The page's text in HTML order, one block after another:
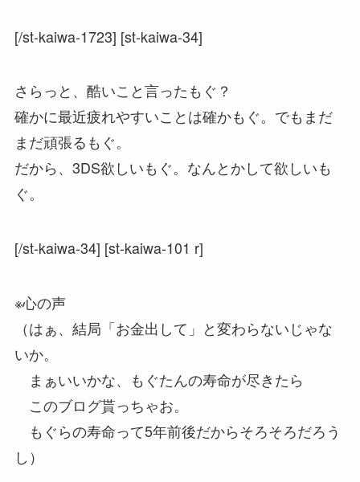
[/st-kaiwa-1723] [st-kaiwa-34]
さらっと、酷いこと言ったもぐ？
確かに最近疲れやすいことは確かもぐ。でもまだ
まだ頑張るもぐ。
だから、3DS欲しいもぐ。なんとかして欲しいも
ぐ。
[/st-kaiwa-34] [st-kaiwa-101 r]
※心の声
（はぁ、結局「お金出して」と変わらないじゃな
いか。
まぁいいかな、もぐたんの寿命が尽きたら
このブログ貰っちゃお。
もぐらの寿命って5年前後だからそろそろだろう
し）